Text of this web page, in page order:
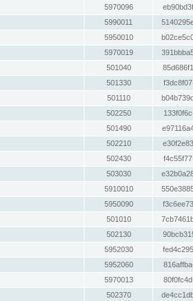
5970096
5990011
5950010
5970019
501040
501330
501110
502250
501490
502210
502430
503030
5910010
5950090
501010
502130
5952030
5952060
5970013
502370